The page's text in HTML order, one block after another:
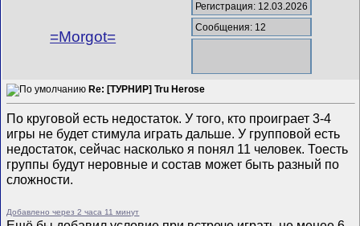
=Morgot=
Регистрация: 12.03.2026
Сообщения: 12
Re: [ТУРНИР] Tru Herose
По круговой есть недостаток. У того, кто проиграет 3-4
игры не будет стимула играть дальше. У групповой есть
недостаток, сейчас насколько я понял 11 человек. Тоесть
группы будут неровные и состав может быть разный по
сложности.
Добавлено через 2 часа 11 минут